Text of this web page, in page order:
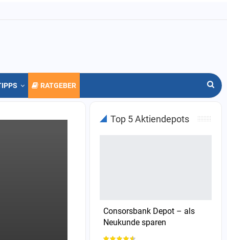
RATGEBER
Top 5 Aktiendepots
Consorsbank Depot – als
Neukunde sparen